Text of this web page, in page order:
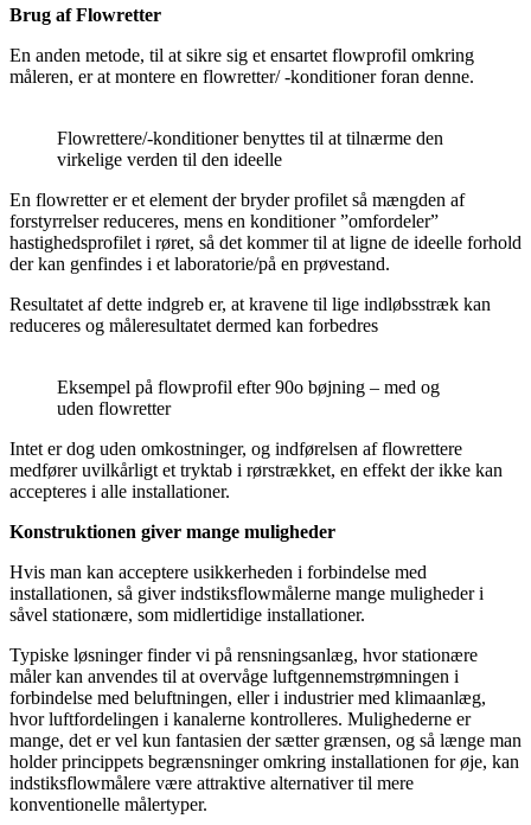
Brug af Flowretter
En anden metode, til at sikre sig et ensartet flowprofil omkring
måleren, er at montere en flowretter/ -konditioner foran denne.
Flowrettere/-konditioner benyttes til at tilnærme den
virkelige verden til den ideelle
En flowretter er et element der bryder profilet så mængden af
forstyrrelser reduceres, mens en konditioner ”omfordeler”
hastighedsprofilet i røret, så det kommer til at ligne de ideelle forhold
der kan genfindes i et laboratorie/på en prøvestand.
Resultatet af dette indgreb er, at kravene til lige indløbsstræk kan
reduceres og måleresultatet dermed kan forbedres
Eksempel på flowprofil efter 90o bøjning – med og
uden flowretter
Intet er dog uden omkostninger, og indførelsen af flowrettere
medfører uvilkårligt et tryktab i rørstrækket, en effekt der ikke kan
accepteres i alle installationer.
Konstruktionen giver mange muligheder
Hvis man kan acceptere usikkerheden i forbindelse med
installationen, så giver indstiksflowmålerne mange muligheder i
såvel stationære, som midlertidige installationer.
Typiske løsninger finder vi på rensningsanlæg, hvor stationære
måler kan anvendes til at overvåge luftgennemstrømningen i
forbindelse med beluftningen, eller i industrier med klimaanlæg,
hvor luftfordelingen i kanalerne kontrolleres. Mulighederne er
mange, det er vel kun fantasien der sætter grænsen, og så længe man
holder princippets begrænsninger omkring installationen for øje, kan
indstiksflowmålere være attraktive alternativer til mere
konventionelle målertyper.